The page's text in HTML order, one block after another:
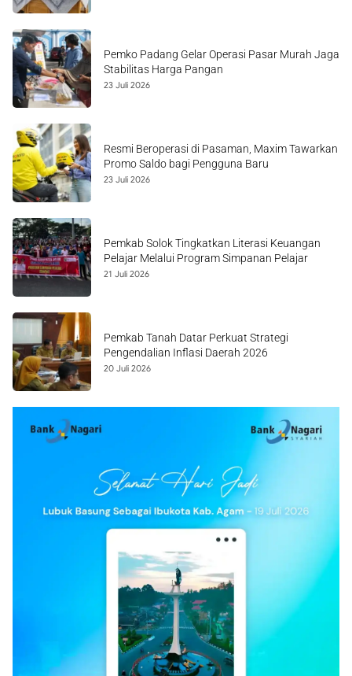
Pemko Padang Gelar Operasi Pasar Murah Jaga
Stabilitas Harga Pangan
23 Juli 2026
Resmi Beroperasi di Pasaman, Maxim Tawarkan
Promo Saldo bagi Pengguna Baru
23 Juli 2026
Pemkab Solok Tingkatkan Literasi Keuangan
Pelajar Melalui Program Simpanan Pelajar
21 Juli 2026
Pemkab Tanah Datar Perkuat Strategi
Pengendalian Inflasi Daerah 2026
20 Juli 2026